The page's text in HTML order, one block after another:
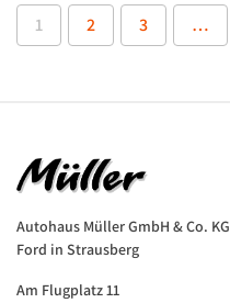
1 2 3 …
Autohaus Müller GmbH & Co. KG
Ford in Strausberg
Am Flugplatz 11